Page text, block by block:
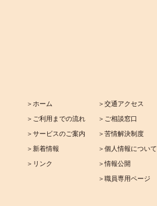
＞ホーム
＞ご利用までの流れ
＞サービスのご案内
＞新着情報
＞リンク
＞交通アクセス
＞ご相談窓口
＞苦情解決制度
＞個人情報について
＞情報公開
＞職員専用ページ